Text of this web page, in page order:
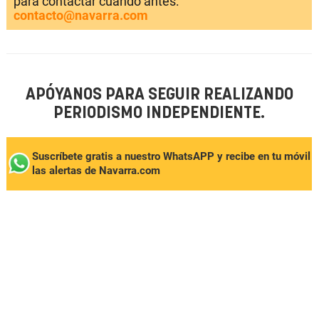
contacto@navarra.com
APÓYANOS PARA SEGUIR REALIZANDO
PERIODISMO INDEPENDIENTE.
Suscríbete gratis a nuestro WhatsAPP y recibe en tu móvil
las alertas de Navarra.com